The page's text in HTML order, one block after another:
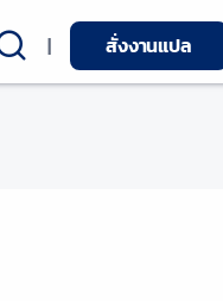
| สั่งงานแปล